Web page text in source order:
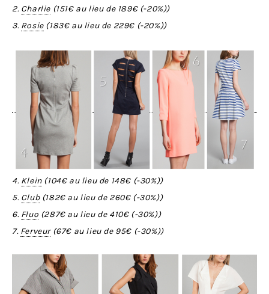
2. Charlie (151€au lieu de 189€(-20%))
3. Rosie(183€au lieu de 229€ (-20%))
4. Klein(104€au lieu de 148€ (-30%))
5. Club(182€au lieu de 260€(-30%))
6. Fluo (287€au lieu de 410€(-30%))
7. Ferveur(67€ au lieu de 95€ (-30%))